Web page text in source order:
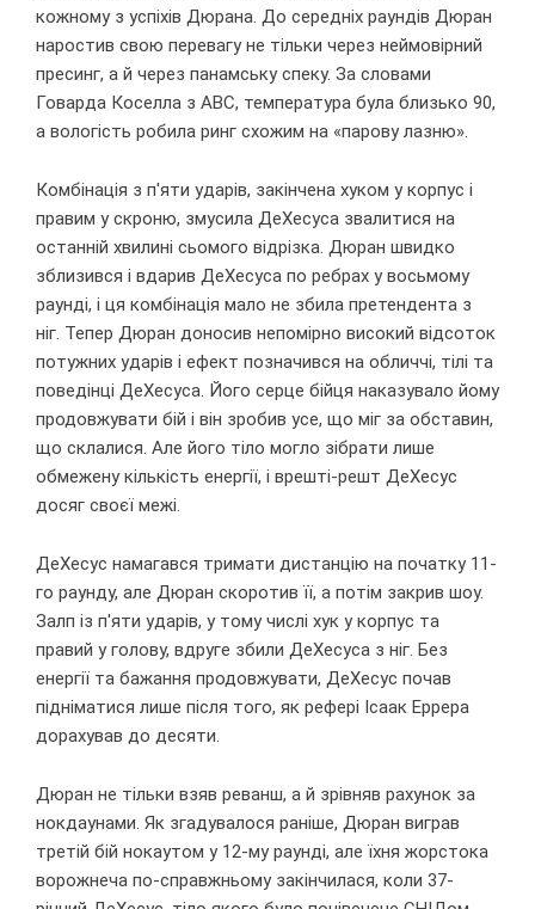
кожному з успіхів Дюрана. До середніх раундів Дюран
наростив свою перевагу не тільки через неймовірний
пресинг, а й через панамську спеку. За словами
Говарда Коселла з ABC, температура була близько 90,
а вологість робила ринг схожим на «парову лазню».
Комбінація з п'яти ударів, закінчена хуком у корпус і
правим у скроню, змусила ДеХесуса звалитися на
останній хвилині сьомого відрізка. Дюран швидко
зблизився і вдарив ДеХесуса по ребрах у восьмому
раунді, і ця комбінація мало не збила претендента з
ніг. Тепер Дюран доносив непомірно високий відсоток
потужних ударів і ефект позначився на обличчі, тілі та
поведінці ДеХесуса. Його серце бійця наказувало йому
продовжувати бій і він зробив усе, що міг за обставин,
що склалися. Але його тіло могло зібрати лише
обмежену кількість енергії, і врешті-решт ДеХесус
досяг своєї межі.
ДеХесус намагався тримати дистанцію на початку 11-
го раунду, але Дюран скоротив її, а потім закрив шоу.
Залп із п'яти ударів, у тому числі хук у корпус та
правий у голову, вдруге збили ДеХесуса з ніг. Без
енергії та бажання продовжувати, ДеХесус почав
підніматися лише після того, як рефері Ісаак Еррера
дорахував до десяти.
Дюран не тільки взяв реванш, а й зрівняв рахунок за
нокдаунами. Як згадувалося раніше, Дюран виграв
третій бій нокаутом у 12-му раунді, але їхня жорстока
ворожнеча по-справжньому закінчилася, коли 37-